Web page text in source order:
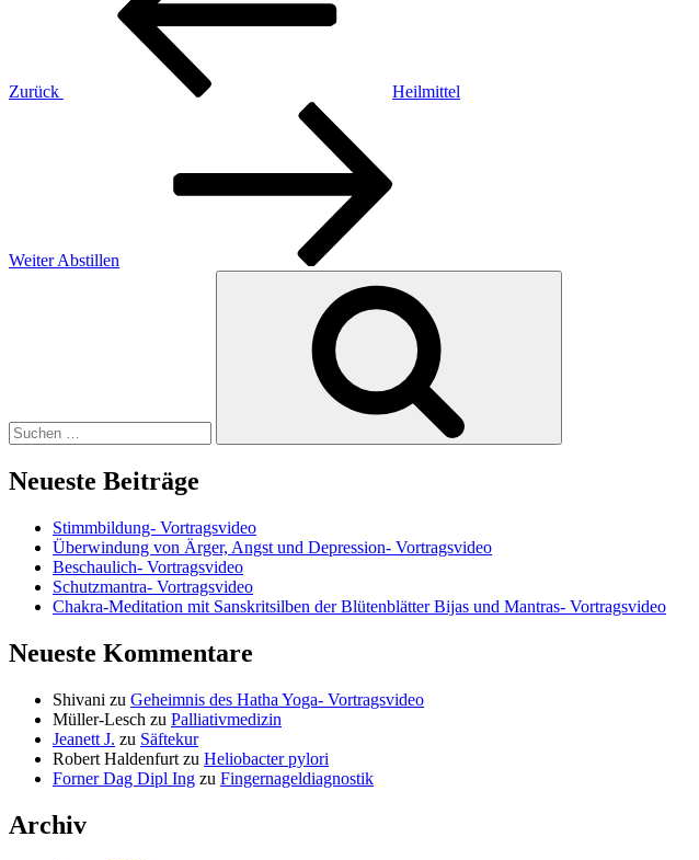
Zurück
Heilmittel
Weiter Abstillen
Neueste Beiträge
Stimmbildung- Vortragsvideo
Überwindung von Ärger, Angst und Depression- Vortragsvideo
Beschaulich- Vortragsvideo
Schutzmantra- Vortragsvideo
Chakra-Meditation mit Sanskritsilben der Blütenblätter Bijas und Mantras- Vortragsvideo
Neueste Kommentare
Shivani zu Geheimnis des Hatha Yoga- Vortragsvideo
Müller-Lesch zu Palliativmedizin
Jeanett J. zu Säftekur
Robert Haldenfurt zu Heliobacter pylori
Forner Dag Dipl Ing zu Fingernageldiagnostik
Archiv